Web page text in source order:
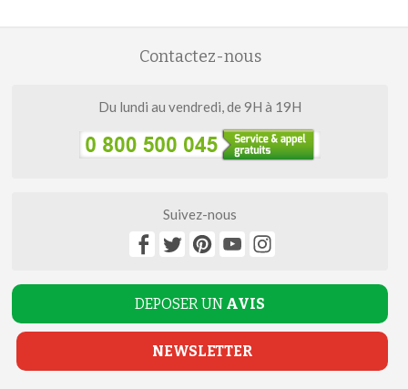
Contactez-nous
Du lundi au vendredi, de 9H à 19H
Suivez-nous
DEPOSER UN AVIS
NEWSLETTER